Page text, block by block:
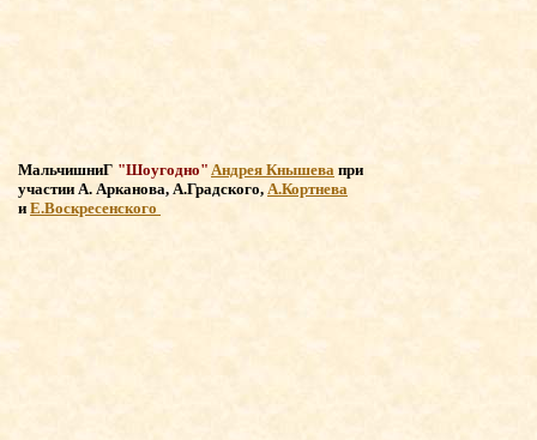
МальчишниГ "Шоугодно" Андрея Кнышева при
участии А. Арканова, А.Градского, А.Кортнева
и Е.Воскресенского